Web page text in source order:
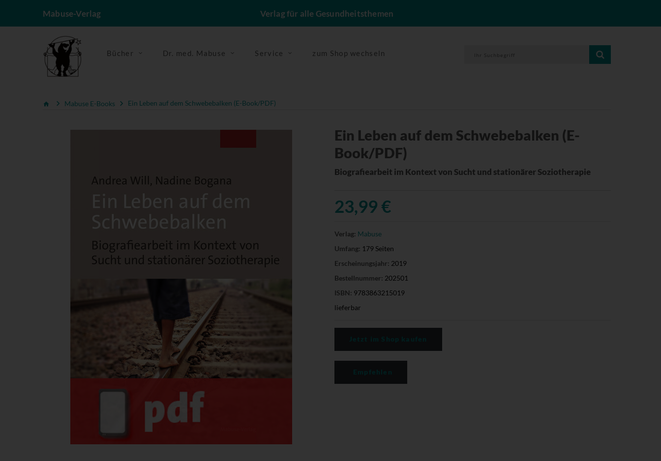
Mabuse-Verlag Verlag für alle Gesundheitsthemen
Bücher Dr. med. Mabuse Service zum Shop wechseln
Mabuse E-Books Ein Leben auf dem Schwebebalken (E-Book/PDF)
Ein Leben auf dem Schwebebalken (E-
Book/PDF)
Biografiearbeit im Kontext von Sucht und stationärer Soziotherapie
23,99 €
Verlag: Mabuse
Umfang: 179 Seiten
Erscheinungsjahr: 2019
Bestellnummer: 202501
ISBN: 9783863215019
lieferbar